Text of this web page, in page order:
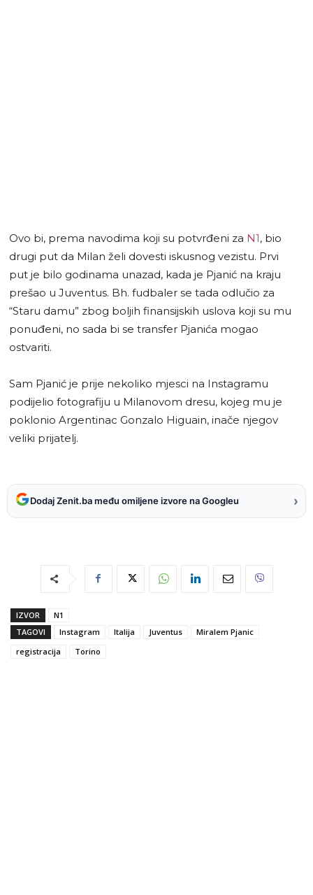
Ovo bi, prema navodima koji su potvrđeni za N1, bio
drugi put da Milan želi dovesti iskusnog vezistu. Prvi
put je bilo godinama unazad, kada je Pjanić na kraju
prešao u Juventus. Bh. fudbaler se tada odlučio za
“Staru damu” zbog boljih finansijskih uslova koji su mu
ponuđeni, no sada bi se transfer Pjanića mogao
ostvariti.
Sam Pjanić je prije nekoliko mjesci na Instagramu
podijelio fotografiju u Milanovom dresu, kojeg mu je
poklonio Argentinac Gonzalo Higuain, inače njegov
veliki prijatelj.
Dodaj Zenit.ba među omiljene izvore na Googleu ›
IZVOR
N1
TAGOVI
Instagram Italija Juventus
Miralem Pjanic
registracija
Torino